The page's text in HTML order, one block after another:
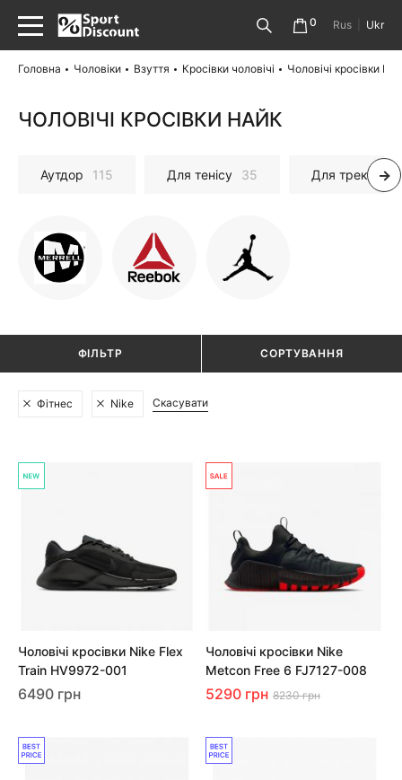
0 Rus Ukr
Головна Чоловіки Взуття Кросівки чоловічі Чоловічі кросівки
ЧОЛОВІЧІ КРОСІВКИ НАЙК
Аутдор 115 Для тенісу 35 Для трекінгу
ФІЛЬТР СОРТУВАННЯ
Фітнес Nike Скасувати
Чоловічі кросівки Nike Flex
Train HV9972-001
6490 грн
Чоловічі кросівки Nike
Metcon Free 6 FJ7127-008
5290 грн 8230 грн